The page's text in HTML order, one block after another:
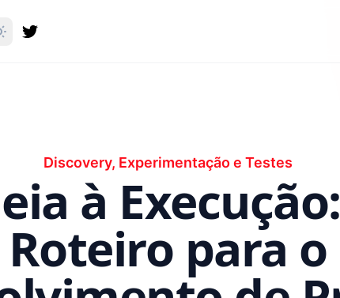
Discovery, Experimentação e Testes
à
Roteiro para o